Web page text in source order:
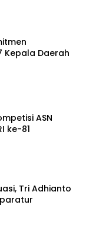
Kepala Daerah
ASN
ke-81
Tri Adhianto